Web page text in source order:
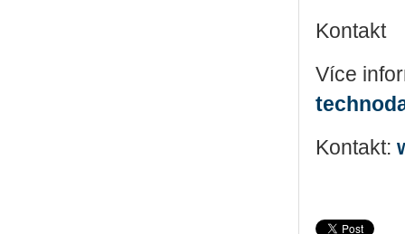
Kontakt
Více
Kontakt: